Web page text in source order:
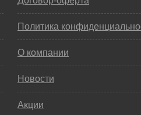
Политика
О компании
Новости
Акции